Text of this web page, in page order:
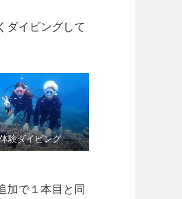
ダイビングして
体験ダイビング
加で１本目と同